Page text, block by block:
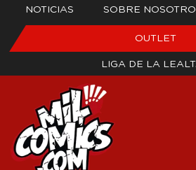
NOTICIAS SOBRE
OUTLET
LIGA DE LA